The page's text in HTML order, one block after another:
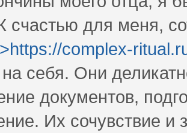
счастью для меня,
complex-
себя. Они
документов,
Их сочувствие